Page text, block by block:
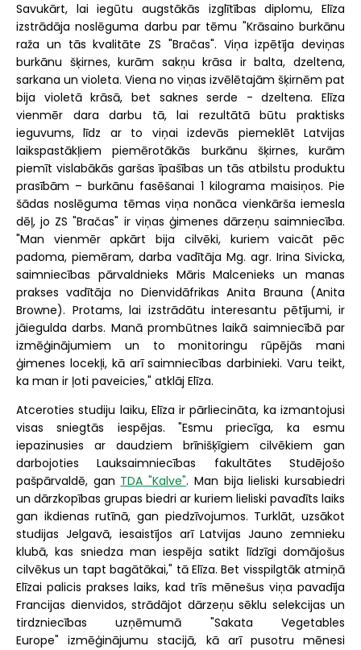
Savukārt, lai iegūtu augstākās izglītības diplomu, Elīza
izstrādāja noslēguma darbu par tēmu "Krāsaino burkānu
raža un tās kvalitāte ZS "Bračas". Viņa izpētīja deviņas
burkānu šķirnes, kurām sakņu krāsa ir balta, dzeltena,
sarkana un violeta. Viena no viņas izvēlētajām šķirnēm pat
bija violetā krāsā, bet saknes serde - dzeltena. Elīza
vienmēr dara darbu tā, lai rezultātā būtu praktisks
ieguvums, līdz ar to viņai izdevās piemeklēt Latvijas
laikspastākļiem piemērotākās burkānu šķirnes, kurām
piemīt vislabākās garšas īpašības un tās atbilstu produktu
prasībām – burkānu fasēšanai 1 kilograma maisiņos. Pie
šādas noslēguma tēmas viņa nonāca vienkārša iemesla
dēļ, jo ZS "Bračas" ir viņas ģimenes dārzeņu saimniecība.
"Man vienmēr apkārt bija cilvēki, kuriem vaicāt pēc
padoma, piemēram, darba vadītāja Mg. agr. Irina Sivicka,
saimniecības pārvaldnieks Māris Malcenieks un manas
prakses vadītāja no Dienvidāfrikas Anita Brauna (Anita
Browne). Protams, lai izstrādātu interesantu pētījumi, ir
jāiegulda darbs. Manā prombūtnes laikā saimniecībā par
izmēģinājumiem un to monitoringu rūpējās mani
ģimenes locekļi, kā arī saimniecības darbinieki. Varu teikt,
ka man ir ļoti paveicies," atklāj Elīza.
Atceroties studiju laiku, Elīza ir pārliecināta, ka izmantojusi
visas sniegtās iespējas. "Esmu priecīga, ka esmu
iepazinusies ar daudziem brīnišķīgiem cilvēkiem gan
darbojoties Lauksaimniecības fakultātes Studējošo
pašpārvaldē, gan TDA "Kalve". Man bija lieliski kursabiedri
un dārzkopības grupas biedri ar kuriem lieliski pavadīts laiks
gan ikdienas rutīnā, gan piedzīvojumos. Turklāt, uzsākot
studijas Jelgavā, iesaistījos arī Latvijas Jauno zemnieku
klubā, kas sniedza man iespēja satikt līdzīgi domājošus
cilvēkus un tapt bagātākai," tā Elīza. Bet visspilgtāk atmiņā
Elīzai palicis prakses laiks, kad trīs mēnešus viņa pavadīja
Francijas dienvidos, strādājot dārzeņu sēklu selekcijas un
tirdzniecības uzņēmumā "Sakata Vegetables
Europe" izmēģinājumu stacijā, kā arī pusotru mēnesi